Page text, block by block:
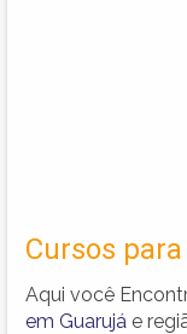
Cursos
Aqui você
em Guarujá e